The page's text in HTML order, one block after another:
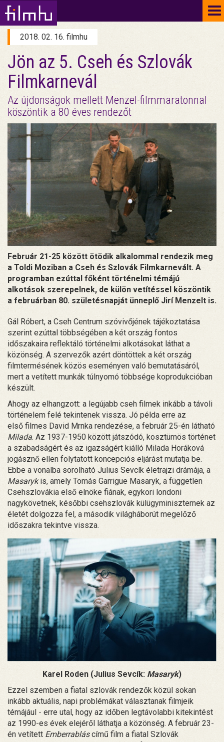
2018. 02. 16. filmhu
Jön az 5. Cseh és Szlovák
Filmkarnevál
Az újdonságok mellett Menzel-filmmaratonnal
köszöntik a 80 éves rendezőt
Február 21-25 között ötödik alkalommal rendezik meg
a Toldi Moziban a Cseh és Szlovák Filmkarnevált. A
programban ezúttal főként történelmi témájú
alkotások szerepelnek, de külön vetítéssel köszöntik
a februárban 80. születésnapját ünneplő Jirí Menzelt is.
Gál Róbert, a Cseh Centrum szóvivőjének tájékoztatása
szerint ezúttal többségében a két ország fontos
időszakaira reflektáló történelmi alkotásokat láthat a
közönség. A szervezők azért döntöttek a két ország
filmtermésének közös eseményen való bemutatásáról,
mert a vetített munkák túlnyomó többsége koprodukcióban
készült.
Ahogy az elhangzott: a legújabb cseh filmek inkább a távoli
történelem felé tekintenek vissza. Jó példa erre az
első filmes David Mrnka rendezése, a február 25-én látható
Milada. Az 1937-1950 között játszódó, kosztümös történet
a szabadságért és az igazságért kiálló Milada Horáková
jogásznő ellen folytatott koncepciós eljárást mutatja be.
Ebbe a vonalba sorolható Julius Sevcík életrajzi drámája, a
Masarykis, amely Tomás Garrigue Masaryk, a független
Csehszlovákia első elnöke fiának, egykori londoni
nagykövetnek, későbbi csehszlovák külügyminiszternek az
életét dolgozza fel, a második világháborút megelőző
időszakra tekintve vissza.
Karel Roden (Julius Sevcík: Masaryk)
Ezzel szemben a fiatal szlovák rendezők közül sokan
inkább aktuális, napi problémákat választanak filmjeik
témájául - erre utal, hogy az időben legtávolabbi kitekintést
az 1990-es évek elejéről láthatja a közönség. A február 23-
én vetített Emberrabláscímű film a fiatal Szlovák